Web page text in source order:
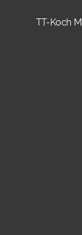
TT-Koch